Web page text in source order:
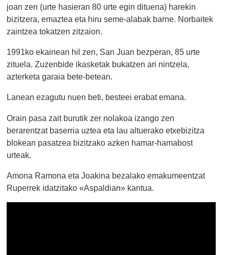
joan zen (urte hasieran 80 urte egin dituena) harekin
bizitzera, emaztea eta hiru seme-alabak barne. Norbaitek
zaintzea tokatzen zitzaion.
1991ko ekainean hil zen, San Juan bezperan, 85 urte
zituela. Zuzenbide ikasketak bukatzen ari nintzela,
azterketa garaia bete-betean.
Lanean ezagutu nuen beti, besteei erabat emana.
Orain pasa zait burutik zer nolakoa izango zen
berarentzat baserria uztea eta lau altuerako etxebizitza
blokean pasatzea bizitzako azken hamar-hamabost
urteak.
Amona Ramona eta Joakina bezalako emakumeentzat
Ruperrek idatzitako «Aspaldian» kantua.